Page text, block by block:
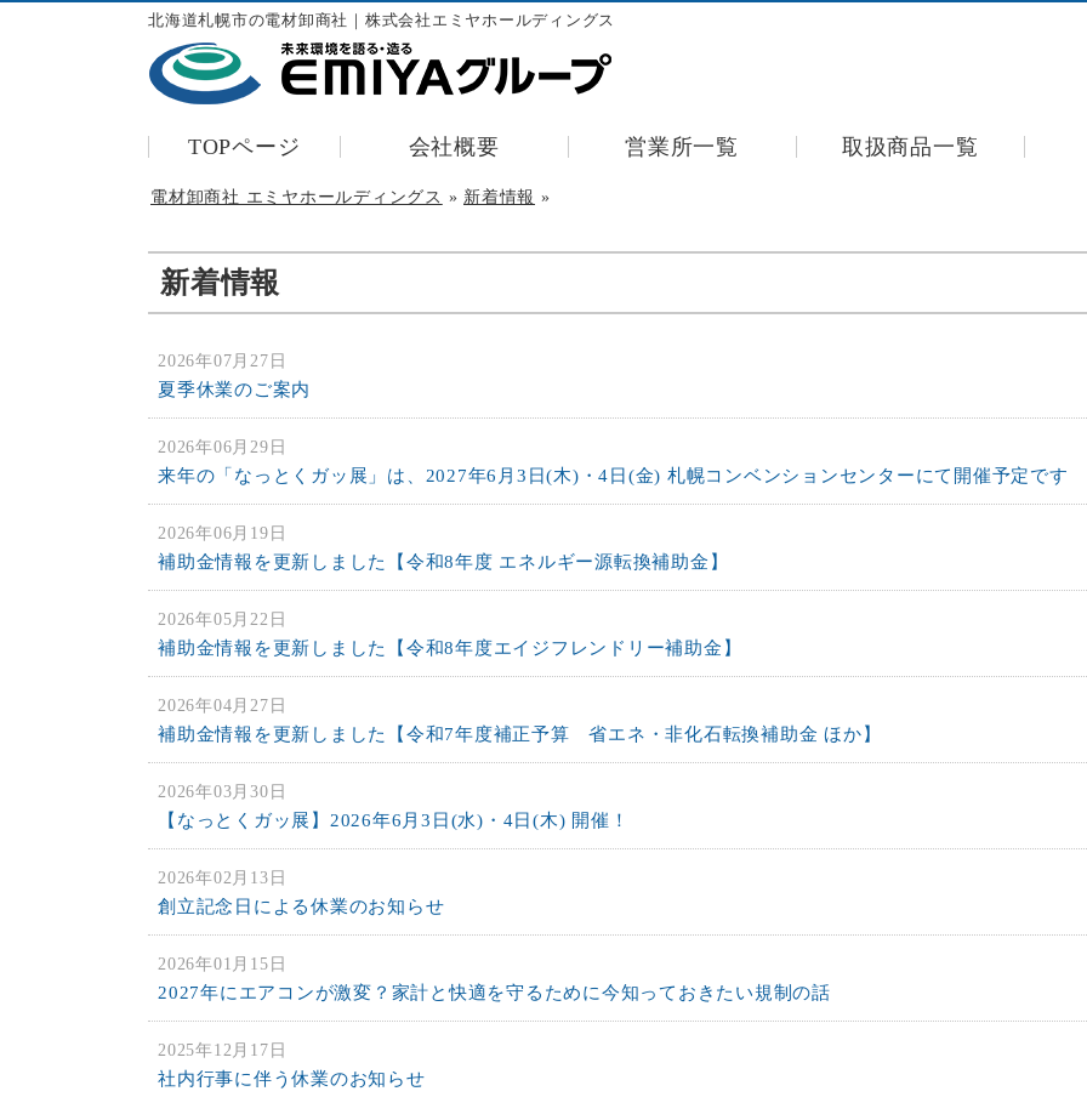
北海道札幌市の電材卸商社｜株式会社エミヤホールディングス
TOPページ 会社概要 営業所一覧 取扱商品一覧
電材卸商社 エミヤホールディングス » 新着情報 »
新着情報
2026年07月27日
夏季休業のご案内
2026年06月29日
来年の「なっとくガッ展」は、2027年6月3日(木)・4日(金) 札幌コンベンションセンターにて開催予定です
2026年06月19日
補助金情報を更新しました【令和8年度 エネルギー源転換補助金】
2026年05月22日
補助金情報を更新しました【令和8年度エイジフレンドリー補助金】
2026年04月27日
補助金情報を更新しました【令和7年度補正予算 省エネ・非化石転換補助金 ほか】
2026年03月30日
【なっとくガッ展】2026年6月3日(水)・4日(木) 開催！
2026年02月13日
創立記念日による休業のお知らせ
2026年01月15日
2027年にエアコンが激変？家計と快適を守るために今知っておきたい規制の話
2025年12月17日
社内行事に伴う休業のお知らせ